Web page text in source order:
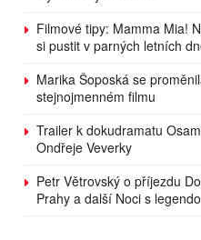
Filmové tipy: Mamma Mia!
si pustit v parných letních
Marika Šoposká se
stejnojmenném filmu
Trailer k dokudramatu
Ondřeje Veverky
Petr Větrovský o příjezdu
Prahy a další Noci s